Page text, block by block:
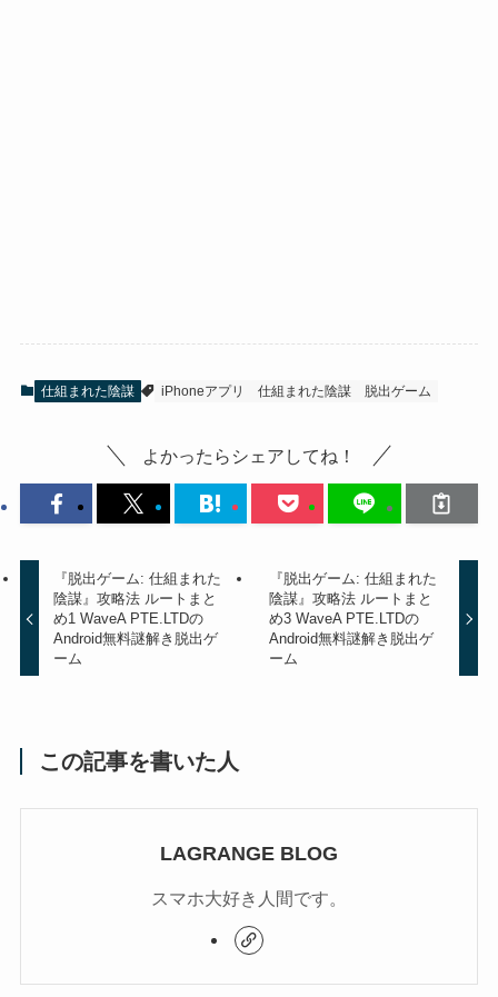
仕組まれた陰謀 iPhoneアプリ 仕組まれた陰謀 脱出ゲーム
よかったらシェアしてね！
『脱出ゲーム: 仕組まれた
陰謀』攻略法 ルートまと
め1 WaveA PTE.LTDの
Android無料謎解き脱出ゲ
ーム
『脱出ゲーム: 仕組まれた
陰謀』攻略法 ルートまと
め3 WaveA PTE.LTDの
Android無料謎解き脱出ゲ
ーム
この記事を書いた人
LAGRANGE BLOG
スマホ大好き人間です。